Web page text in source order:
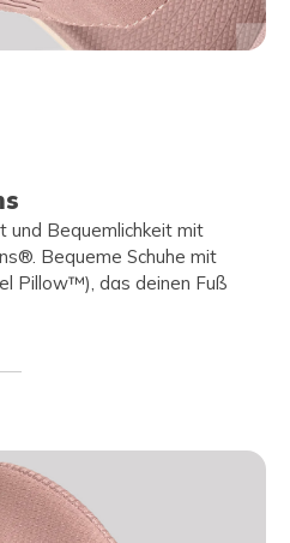
und Bequemlichkeit mit
Bequeme Schuhe mit
Pillow™), das deinen Fuß